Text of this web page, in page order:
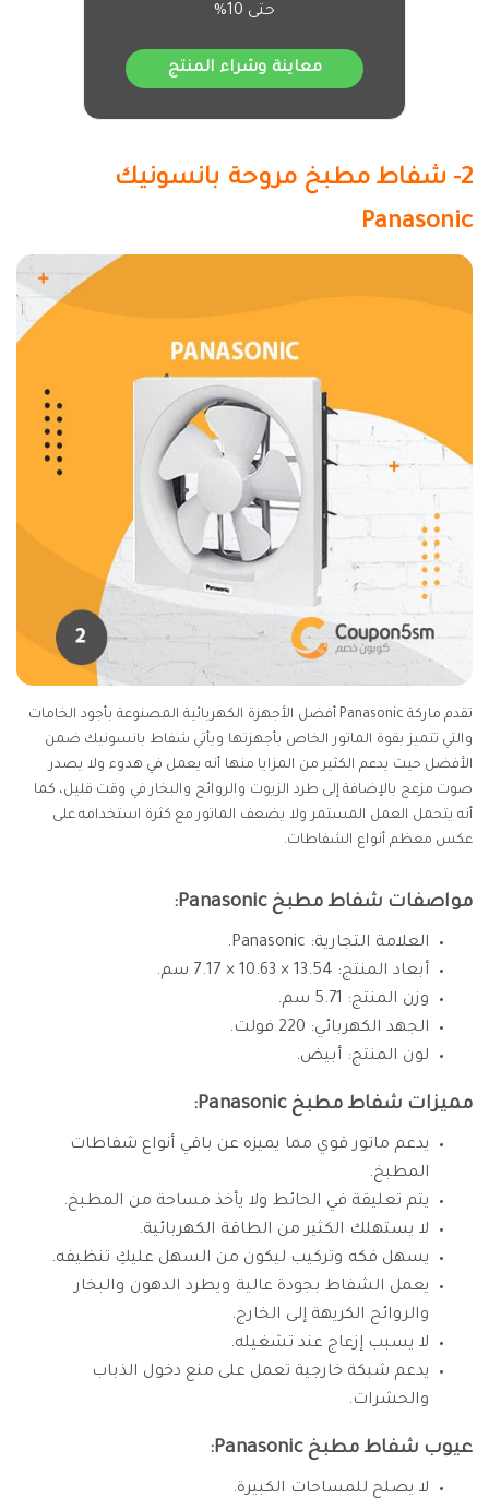
حتى 10%
معاينة وشراء المنتج
2- شفاط مطبخ مروحة بانسونيك
Panasonic
تقدم ماركة Panasonic أفضل الأجهزة الكهربائية المصنوعة بأجود الخامات
والتي تتميز بقوة الماتور الخاص بأجهزتها ويأتي شفاط بانسونيك ضمن
الأفضل حيث يدعم الكثير من المزايا منها أنه يعمل في هدوء ولا يصدر
صوت مزعج بالإضافة إلى طرد الزيوت والروائح والبخار في وقت قليل، كما
أنه يتحمل العمل المستمر ولا يضعف الماتور مع كثرة استخدامه على
عكس معظم أنواع الشفاطات.
مواصفات شفاط مطبخ Panasonic:
العلامة التجارية: Panasonic.
أبعاد المنتج: 13.54 × 10.63 × 7.17 سم.
وزن المنتج: 5.71 سم.
الجهد الكهربائي: 220 فولت.
لون المنتج: أبيض.
مميزات شفاط مطبخ Panasonic:
يدعم ماتور قوي مما يميزه عن باقي أنواع شفاطات
المطبخ.
يتم تعليقة في الحائط ولا يأخذ مساحة من المطبخ.
لا يستهلك الكثير من الطاقة الكهربائية.
يسهل فكه وتركيب ليكون من السهل عليكِ تنظيفه.
يعمل الشفاط بجودة عالية ويطرد الدهون والبخار
والروائح الكريهة إلى الخارج.
لا يسبب إزعاج عند تشغيله.
يدعم شبكة خارجية تعمل على منع دخول الذباب
والحشرات.
عيوب شفاط مطبخ Panasonic:
لا يصلح للمساحات الكبيرة.